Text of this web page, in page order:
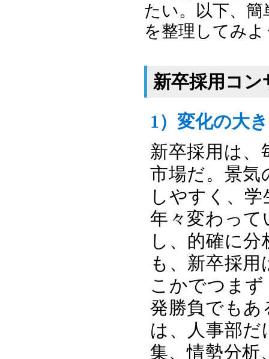
たい。以下、簡
を整理してみよ
新卒採用コ
1）変化の大
新卒採用は
市場だ。景気
しやすく、
年々変わって
し、的確に
も、新卒採
こかでつま
発勝負でもあ
は、人事部
集、情勢分析